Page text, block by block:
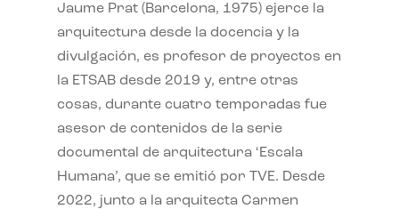
Jaume Prat (Barcelona, 1975) ejerce la
arquitectura desde la docencia y la
divulgación, es profesor de proyectos en
la ETSAB desde 2019 y, entre otras
cosas, durante cuatro temporadas fue
asesor de contenidos de la serie
documental de arquitectura ‘Escala
Humana’, que se emitió por TVE. Desde
2022, junto a la arquitecta Carmen